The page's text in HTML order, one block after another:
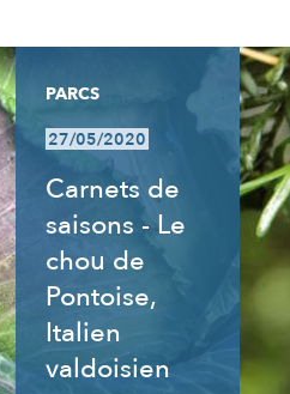
PARCS
27/05/2020
Carnets de
saisons - Le
chou de
Pontoise,
Italien
valdoisien